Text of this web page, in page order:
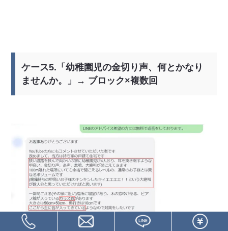
ケース5.「幼稚園児の金切り声、何とかなり
ませんか。」→ ブロック×複数回